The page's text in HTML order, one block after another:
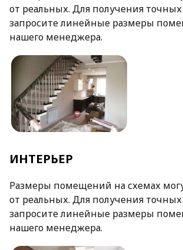
от реальных. Для получения
запросите линейные размеры
нашего менеджера.
ИНТЕРЬЕР
Размеры помещений на схемах
от реальных. Для получения
запросите линейные размеры
нашего менеджера.